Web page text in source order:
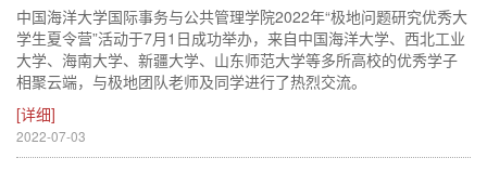
中国海洋大学国际事务与公共管理学院2022年“极地问题研究优秀大
学生夏令营”活动于7月1日成功举办，来自中国海洋大学、西北工业
大学、海南大学、新疆大学、山东师范大学等多所高校的优秀学子
相聚云端，与极地团队老师及同学进行了热烈交流。
[详细]
2022-07-03